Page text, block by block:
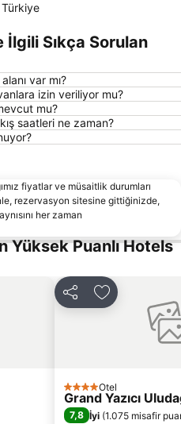
Tophane Saat Kulesi
Bursa Yenişehir Havalimanı
Eski Şehir Bursa
Gemlik Limanı
Gemlik Otobüs Terminali
Balibey Han
İlgili Sıkça Sorulan
var mı?
izin veriliyor mu?
mu?
saatleri ne zaman?
fiyatlar ve müsaitlik durumları
rezervasyon sitesine gittiğinizde,
her zaman
Yüksek Puanlı Hotels
Paylaş Favorilerime
4 YıldızOtel
Grand Yazıcı
7,8 İyi (1.075 misafir